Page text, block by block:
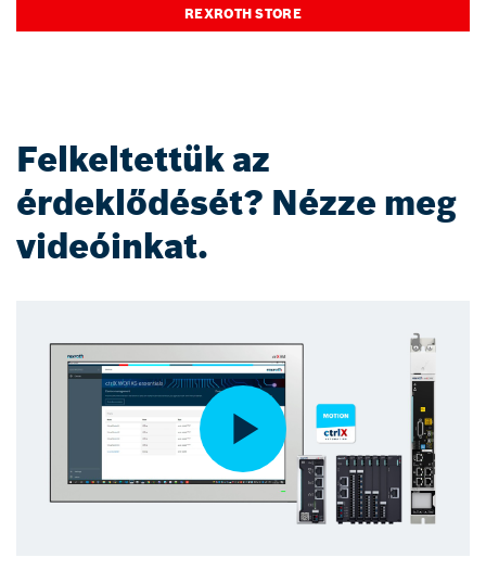
REXROTH STORE
Felkeltettük az
érdeklődését? Nézze meg
videóinkat.